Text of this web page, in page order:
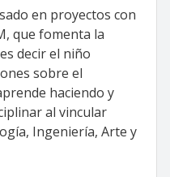
en proyectos con
que fomenta la
decir el niño
sobre el
haciendo y
al vincular
Ingeniería, Arte y